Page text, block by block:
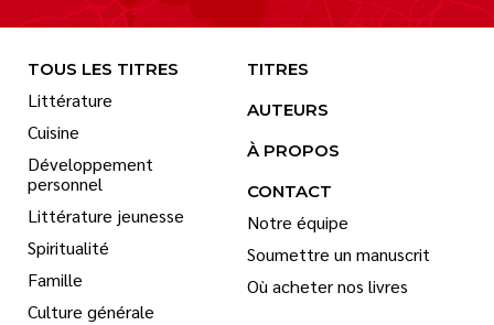
TOUS LES TITRES
Littérature
Cuisine
Développement
personnel
Littérature jeunesse
Spiritualité
Famille
Culture générale
TITRES
AUTEURS
À PROPOS
CONTACT
Notre équipe
Soumettre un manuscrit
Où acheter nos livres